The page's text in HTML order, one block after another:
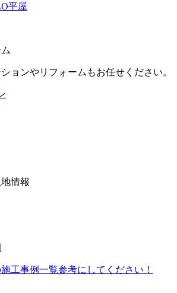
平屋
ョンやリフォームもお任せください。
情報
工事例一覧参考にしてください！